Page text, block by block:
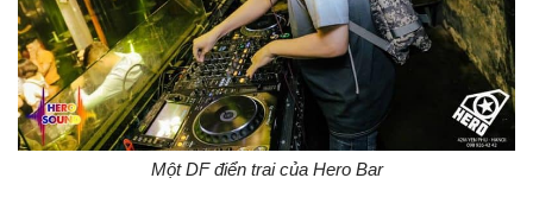
Một DF điển trai của Hero Bar